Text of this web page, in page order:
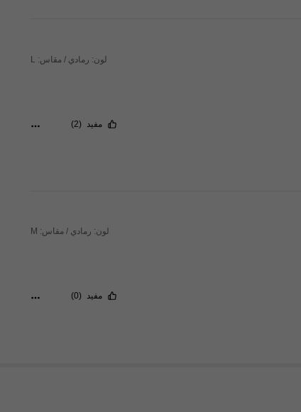
لون: رمادي / مقاس: L
مفيد (2)
لون: رمادي / مقاس: M
مفيد (0)